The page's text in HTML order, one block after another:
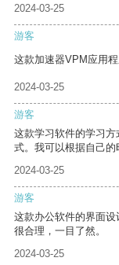
2024-03-25
游客
这款加速器VPM应用
2024-03-25
游客
这款学习软件的学习
式。我可以根据自己的
2024-03-25
游客
这款办公软件的界面
很合理，一目了然。
2024-03-25